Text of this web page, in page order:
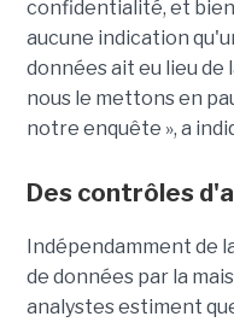
confidentialité, et bien
aucune indication
données ait eu lieu de
nous le mettons en
notre enquête », a
Des contrôles
Indépendamment de
de données par la
analystes estiment